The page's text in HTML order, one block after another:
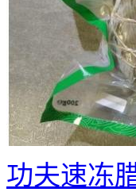
功夫速冻